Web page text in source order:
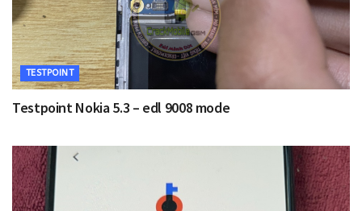
TESTPOINT
Testpoint Nokia 5.3 – edl 9008 mode